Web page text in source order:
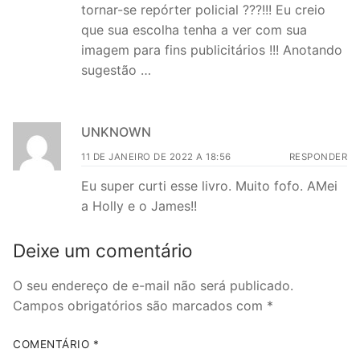
tornar-se repórter policial ???!!! Eu creio
que sua escolha tenha a ver com sua
imagem para fins publicitários !!! Anotando
sugestão …
UNKNOWN
11 DE JANEIRO DE 2022 A 18:56 RESPONDER
Eu super curti esse livro. Muito fofo. AMei
a Holly e o James!!
Deixe um comentário
O seu endereço de e-mail não será publicado.
Campos obrigatórios são marcados com *
COMENTÁRIO *